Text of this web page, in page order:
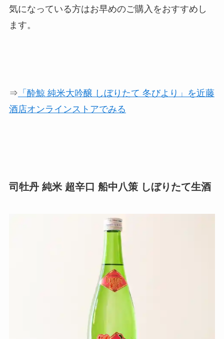
気になっている方はお早めのご購入をおすすめし
ます。
⇒ 「酔鯨 純米大吟醸 しぼりたて 冬びより」を近藤
酒店オンラインストアでみる
司牡丹 純米 超辛口 船中八策 しぼりたて生酒